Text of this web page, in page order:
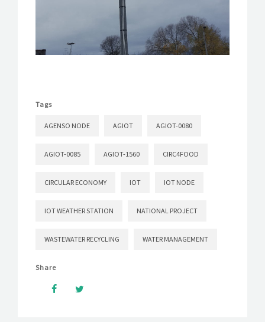
Tags
AGENSO NODE AGIOT AGIOT-0080
AGIOT-0085 AGIOT-1560 CIRC4FOOD
CIRCULAR ECONOMY IOT IOT NODE
IOT WEATHER STATION NATIONAL PROJECT
WASTEWATER RECYCLING WATER MANAGEMENT
Share